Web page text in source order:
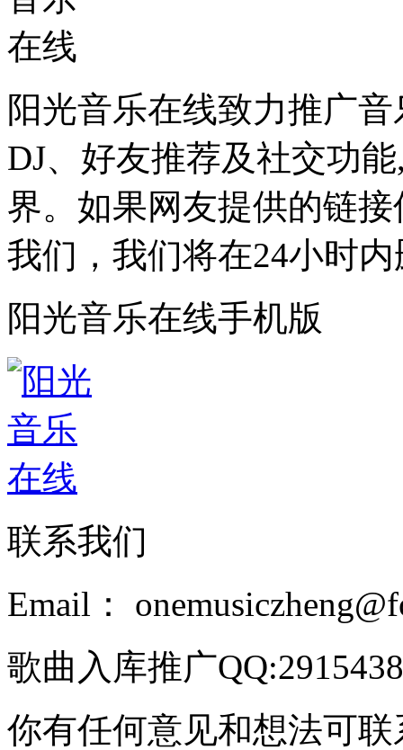
阳光音乐在线致力推广
DJ、好友推荐及社交功
界。如果网友提供的链
我们，我们将在24小时
阳光音乐在线手机版
联系我们
Email：
歌曲入库推广
你有任何意见和想法可